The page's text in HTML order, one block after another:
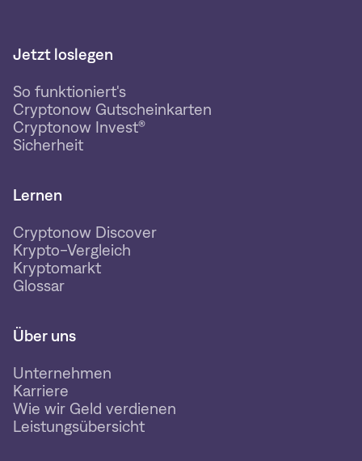
Jetzt loslegen
So funktioniert's
Cryptonow Gutscheinkarten
Cryptonow Invest®
Sicherheit
Lernen
Cryptonow Discover
Krypto-Vergleich
Kryptomarkt
Glossar
Über uns
Unternehmen
Karriere
Wie wir Geld verdienen
Leistungsübersicht